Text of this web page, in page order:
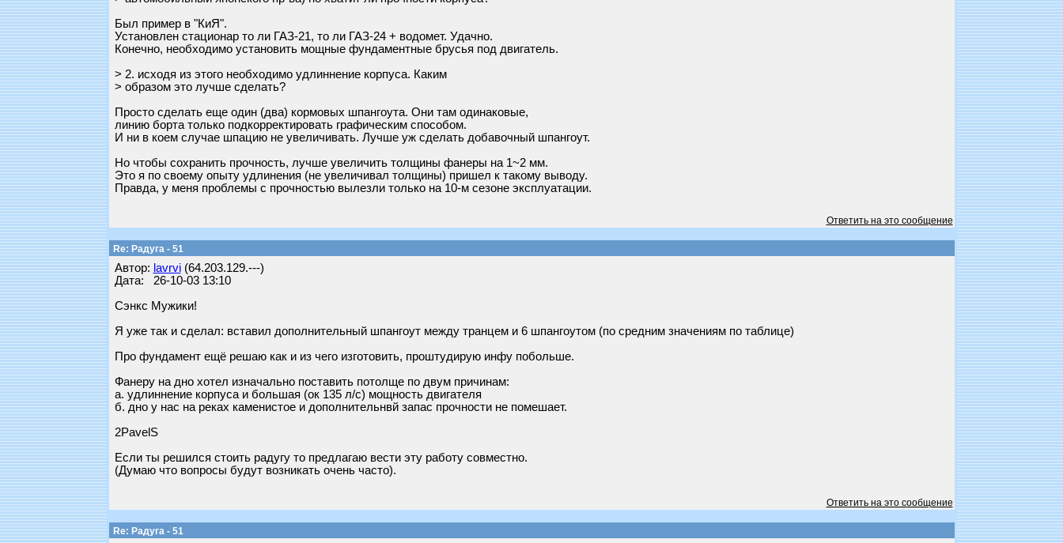
Был пример в "КиЯ".
Установлен стационар то ли ГАЗ-21, то ли ГАЗ-24 + водомет. Удачно.
Конечно, необходимо установить мощные фундаментные брусья под двигатель.
> 2. исходя из этого необходимо удлиннение корпуса. Каким
> образом это лучше сделать?
Просто сделать еще один (два) кормовых шпангоута. Они там одинаковые,
линию борта только подкорректировать графическим способом.
И ни в коем случае шпацию не увеличивать. Лучше уж сделать добавочный шпангоут.
Но чтобы сохранить прочность, лучше увеличить толщины фанеры на 1~2 мм.
Это я по своему опыту удлинения (не увеличивал толщины) пришел к такому выводу.
Правда, у меня проблемы с прочностью вылезли только на 10-м сезоне эксплуатации.
Ответить на это сообщение
Re: Радуга - 51
Автор: lavrvi(64.203.129.---)
Дата: 26-10-03 13:10
Сэнкс Мужики!
Я уже так и сделал: вставил дополнительный шпангоут между транцем и 6 шпангоутом (по средним значениям по таблице)
Про фундамент ещё решаю как и из чего изготовить, проштудирую инфу побольше.
Фанеру на дно хотел изначально поставить потолще по двум причинам:
а. удлиннение корпуса и большая (ок 135 л/с) мощность двигателя
б. дно у нас на реках каменистое и дополнительнвй запас прочности не помешает.
2PavelS
Если ты решился стоить радугу то предлагаю вести эту работу совместно.
(Думаю что вопросы будут возникать очень часто).
Ответить на это сообщение
Re: Радуга - 51